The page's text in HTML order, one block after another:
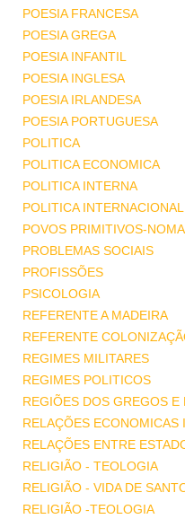
POESIA FRANCESA
POESIA GREGA
POESIA INFANTIL
POESIA INGLESA
POESIA IRLANDESA
POESIA PORTUGUESA
POLITICA
POLITICA ECONOMICA
POLITICA INTERNA
POLITICA INTERNACIONAL
POVOS PRIMITIVOS-
PROBLEMAS SOCIAIS
PROFISSÕES
PSICOLOGIA
REFERENTE A MADEIRA
REFERENTE
REGIMES MILITARES
REGIMES POLITICOS
REGIÕES DOS GREGOS E
RELAÇÕES ECONOMICAS
RELAÇÕES ENTRE
RELIGIÃO - TEOLOGIA
RELIGIÃO - VIDA DE
RELIGIÃO -TEOLOGIA